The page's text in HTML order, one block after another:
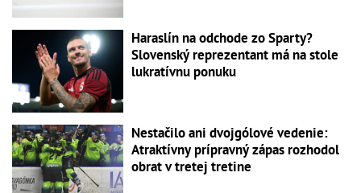
Haraslín na odchode zo Sparty?
Slovenský reprezentant má na stole
lukratívnu ponuku
Nestačilo ani dvojgólové vedenie:
Atraktívny prípravný zápas rozhodol
obrat v tretej tretine